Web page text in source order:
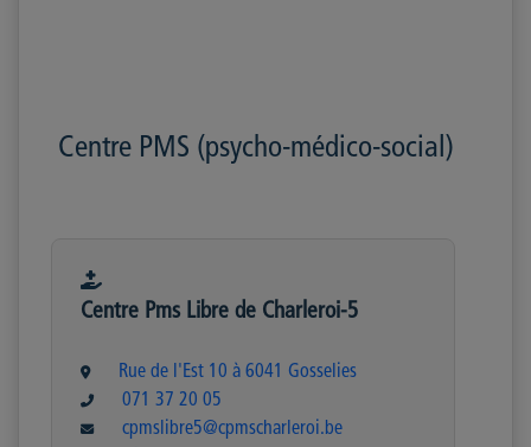
Centre PMS (psycho-médico-social)
Centre Pms Libre de Charleroi-5
Rue de l'Est 10 à 6041 Gosselies
071 37 20 05
cpmslibre5@cpmscharleroi.be